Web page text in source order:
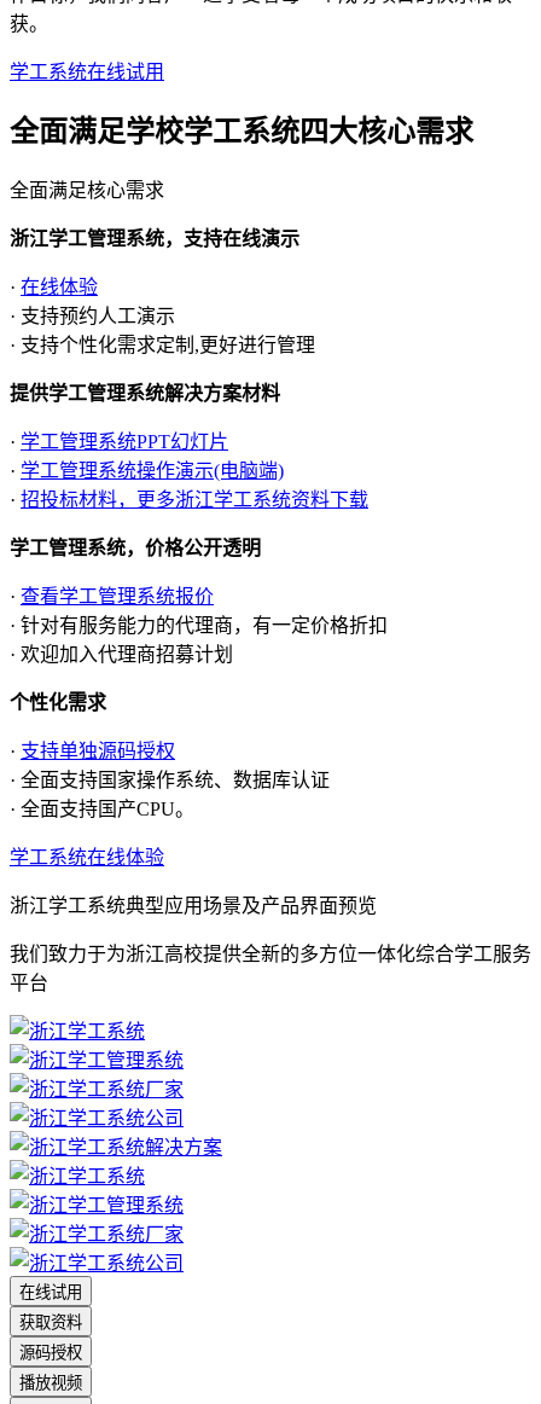
获。
学工系统在线试用
全面满足学校学工系统四大核心需求
全面满足核心需求
浙江学工管理系统，支持在线演示
· 在线体验
· 支持预约人工演示
· 支持个性化需求定制,更好进行管理
提供学工管理系统解决方案材料
· 学工管理系统PPT幻灯片
· 学工管理系统操作演示(电脑端)
· 招投标材料，更多浙江学工系统资料下载
学工管理系统，价格公开透明
· 查看学工管理系统报价
· 针对有服务能力的代理商，有一定价格折扣
· 欢迎加入代理商招募计划
个性化需求
· 支持单独源码授权
· 全面支持国家操作系统、数据库认证
· 全面支持国产CPU。
学工系统在线体验
浙江学工系统典型应用场景及产品界面预览
我们致力于为浙江高校提供全新的多方位一体化综合学工服务
平台
在线试用
获取资料
源码授权
播放视频